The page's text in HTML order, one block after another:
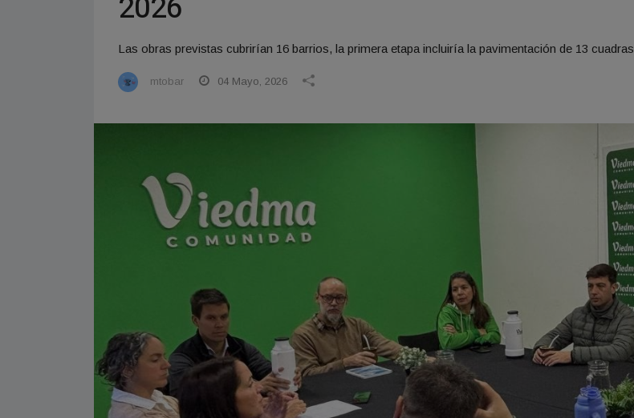
Las obras previstas cubrirían 16 barrios, la primera etapa incluiría la pavimentación de 13 cuadras
mtobar 04 Mayo, 2026